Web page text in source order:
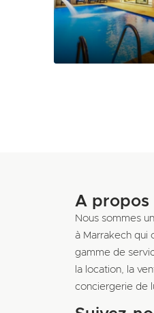
A propos
Nous sommes
à Marrakech qui
gamme de
la location, la
conciergerie de